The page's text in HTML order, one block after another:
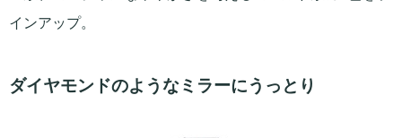
インアップ。
ダイヤモンドのようなミラーにうっとり